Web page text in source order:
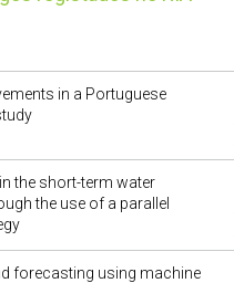
in a Portuguese
the short-term water
the use of a parallel
forecasting using machine